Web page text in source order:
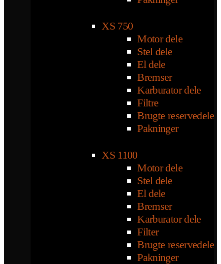
XS 750
Motor dele
Stel dele
El dele
Bremser
Karburator dele
Filtre
Brugte reservedele
Pakninger
XS 1100
Motor dele
Stel dele
El dele
Bremser
Karburator dele
Filter
Brugte reservedele
Pakninger